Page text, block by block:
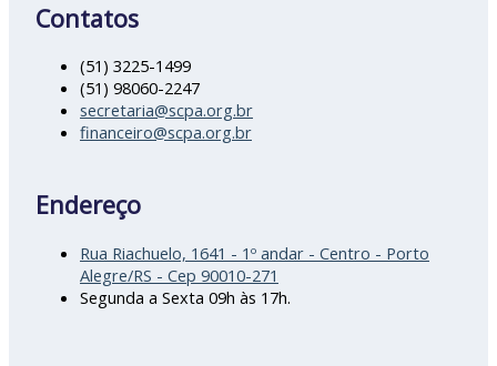
Contatos
(51) 3225-1499
(51) 98060-2247
secretaria@scpa.org.br
financeiro@scpa.org.br
Endereço
Rua Riachuelo, 1641 - 1º andar - Centro - Porto
Alegre/RS - Cep 90010-271
Segunda a Sexta 09h às 17h.